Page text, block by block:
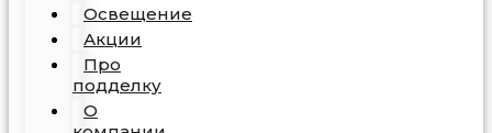
Освещение
Акции
Про
подделку
О